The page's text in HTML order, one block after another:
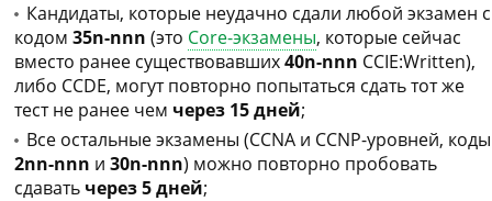
Кандидаты, которые неудачно сдали любой экзамен с
кодом 35n-nnn (это Core-экзамены, которые сейчас
вместо ранее существовавших40n-nnn CCIE:Written),
либо CCDE, могут повторно попытаться сдать тот же
тест не ранее чем через 15 дней;
Все остальные экзамены (CCNA и CCNP-уровней, коды
2nn-nnn и 30n-nnn) можно повторно пробовать
сдавать через 5 дней;